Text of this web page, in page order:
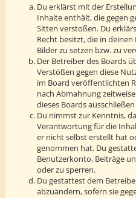
Du erklärst mit der
Inhalte enthält, die gegen
Sitten verstoßen. Du
Recht besitzt, die in
Bilder zu setzen bzw. zu
Der Betreiber des Boards
Verstößen gegen diese
im Board veröffentlichten
nach Abmahnung
dieses Boards
Du nimmst zur Kenntnis,
Verantwortung für die
er nicht selbst erstellt hat
genommen hat. Du
Benutzerkonto, Beiträge
oder zu sperren.
Du gestattest dem
abzuändern, sofern sie